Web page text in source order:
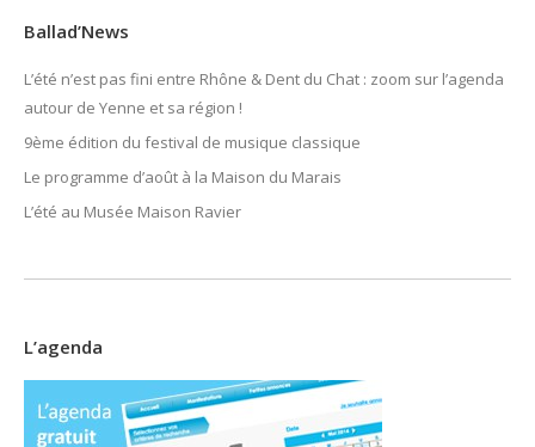
Ballad’News
L’été n’est pas fini entre Rhône & Dent du Chat : zoom sur l’agenda
autour de Yenne et sa région !
9ème édition du festival de musique classique
Le programme d’août à la Maison du Marais
L’été au Musée Maison Ravier
L’agenda